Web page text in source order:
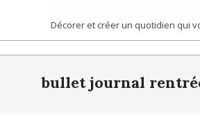
COCON
|
DÉCORATION
Décorer et créer un quotidien qui
Navigationbullet journal